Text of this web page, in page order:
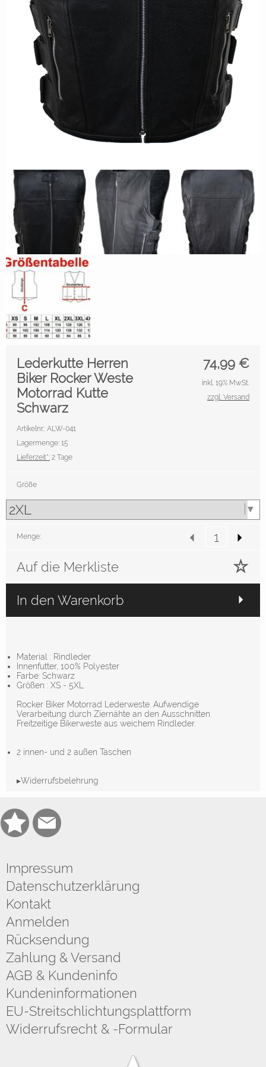
74,99 €
Lederkutte Herren
Biker Rocker Weste
Motorrad Kutte
Schwarz
Artikelnr.: ALW-041
Lagermenge: 15
Lieferzeit*: 2 Tage
inkl. 19% MwSt.
zzgl. Versand
Größe
Menge:
Auf die Merkliste
In den Warenkorb
Material : Rindleder
Innenfutter, 100% Polyester
Farbe: Schwarz
Größen : XS - 5XL
Rocker Biker Motorrad Lederweste. Aufwendige
Verarbeitung durch Ziernähte an den Ausschnitten.
Freitzeitige Bikerweste aus weichem Rindleder.
2 innen- und 2 außen Taschen
▸Widerrufsbelehrung
Impressum
Datenschutzerklärung
Kontakt
Anmelden
Rücksendung
Zahlung & Versand
AGB & Kundeninfo
Kundeninformationen
EU-Streitschlichtungsplattform
Widerrufsrecht & -Formular